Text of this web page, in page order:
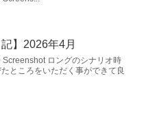
】2026年4月
Screenshot ロングのシナリオ時
ところをいただく事ができて良